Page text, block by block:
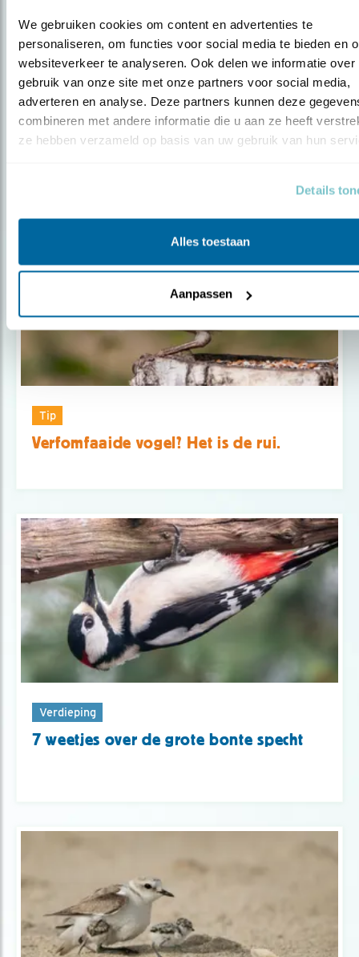
We gebruiken cookies om content en advertenties te
personaliseren, om functies voor social media te bieden en
websiteverkeer te analyseren. Ook delen we informatie over
gebruik van onze site met onze partners voor social media,
adverteren en analyse. Deze partners kunnen deze
combineren met andere informatie die u aan ze heeft
ze hebben verzameld op basis van uw gebruik van hun
Details
Alles toestaan
Aanpassen
Tip
Help de ondernemers van
Burgerboerderij ..
Tip
Verfomfaaide vogel? Het is de rui.
Verdieping
7 weetjes over de grote bonte specht